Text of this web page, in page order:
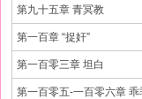
第九十五章 青冥教
第一百章 “捉奸”
第一百零三章 坦白
第一百零五-一百零六章